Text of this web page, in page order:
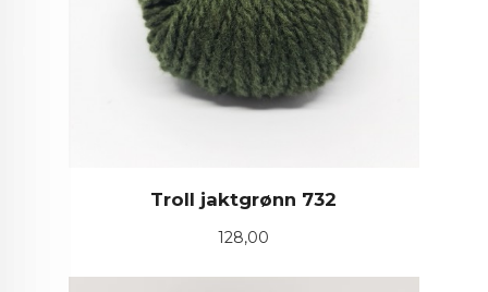
Troll jaktgrønn 732
Pris
128,00